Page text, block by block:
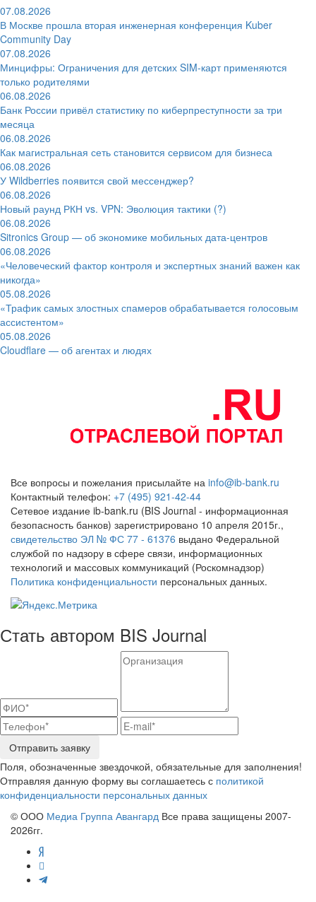
07.08.2026
В Москве прошла вторая инженерная конференция Kuber
Community Day
07.08.2026
Минцифры: Ограничения для детских SIM-карт применяются
только родителями
06.08.2026
Банк России привёл статистику по киберпреступности за три
месяца
06.08.2026
Как магистральная сеть становится сервисом для бизнеса
06.08.2026
У Wildberries появится свой мессенджер?
06.08.2026
Новый раунд РКН vs. VPN: Эволюция тактики (?)
06.08.2026
Sitronics Group — об экономике мобильных дата-центров
06.08.2026
«Человеческий фактор контроля и экспертных знаний важен как
никогда»
05.08.2026
«Трафик самых злостных спамеров обрабатывается голосовым
ассистентом»
05.08.2026
Cloudflare — об агентах и людях
Все вопросы и пожелания присылайте на info@ib-bank.ru
Контактный телефон: +7 (495) 921-42-44
Сетевое издание ib-bank.ru (BIS Journal - информационная
безопасность банков) зарегистрировано 10 апреля 2015г.,
свидетельство ЭЛ № ФС 77 - 61376 выдано Федеральной
службой по надзору в сфере связи, информационных
технологий и массовых коммуникаций (Роскомнадзор)
Политика конфиденциальности персональных данных.
Стать автором BIS Journal
Отправить заявку
Поля, обозначенные звездочкой, обязательные для заполнения!
Отправляя данную форму вы соглашаетесь с политикой
конфиденциальности персональных данных
© ООО Медиа Группа Авангард Все права защищены 2007-
2026гг.